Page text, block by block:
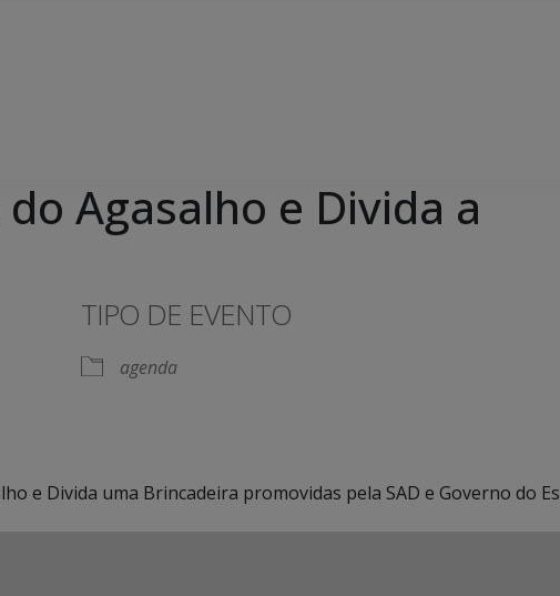
Agasalho e Divida a
TIPO DE EVENTO
agenda
e Divida uma Brincadeira promovidas pela SAD e Governo do